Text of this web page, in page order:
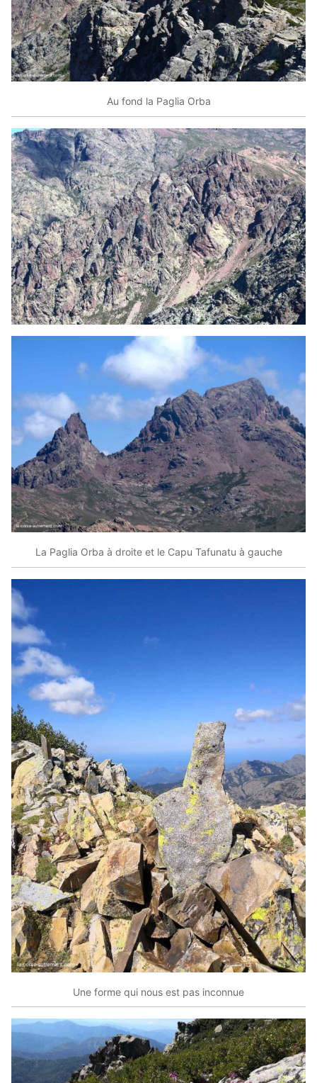
Au fond la Paglia Orba
La Paglia Orba à droite et le Capu Tafunatu à gauche
Une forme qui nous est pas inconnue